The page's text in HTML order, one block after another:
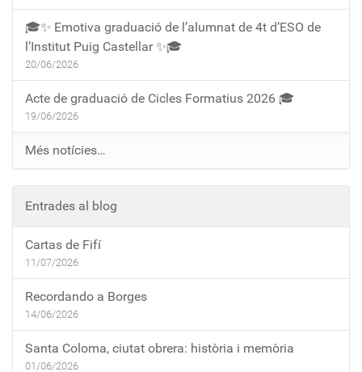
🎓✨ Emotiva graduació de l’alumnat de 4t d’ESO de
l’Institut Puig Castellar ✨🎓
20/06/2026
Acte de graduació de Cicles Formatius 2026 🎓
19/06/2026
Més notícies…
Entrades al blog
Cartas de Fifí
11/07/2026
Recordando a Borges
14/06/2026
Santa Coloma, ciutat obrera: història i memòria
01/06/2026